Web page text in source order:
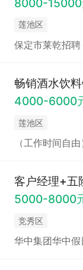
8000-15000
莲池区
保定市莱乾招聘
4000-6000
莲池区
（工作时间自
客户经理+五
5000-8000
竞秀区
华中集团华中